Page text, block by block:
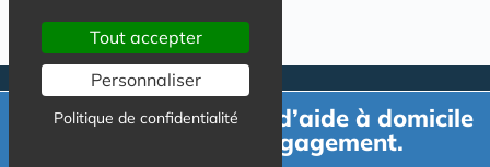
Demande de devis d’aide à domicile
gratuit et sans engagement.
Tout accepter
Personnaliser
Politique de confidentialité